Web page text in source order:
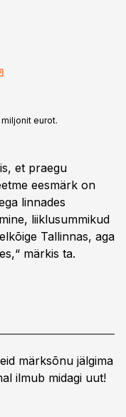
eurot.
et praegu
eesmärk on
linnades
liiklusummikud
Tallinnas, aga
märkis ta.
märksõnu jälgima
ilmub midagi uut!